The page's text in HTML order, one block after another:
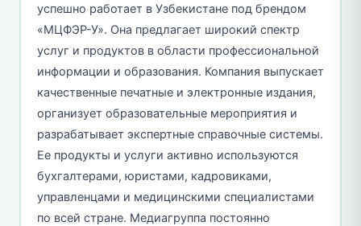
успешно работает в Узбекистане под брендом
«МЦФЭР-У». Она предлагает широкий спектр
услуг и продуктов в области профессиональной
информации и образования. Компания выпускает
качественные печатные и электронные издания,
организует образовательные мероприятия и
разрабатывает экспертные справочные системы.
Ее продукты и услуги активно используются
бухгалтерами, юристами, кадровиками,
управленцами и медицинскими специалистами
по всей стране. Медиагруппа постоянно